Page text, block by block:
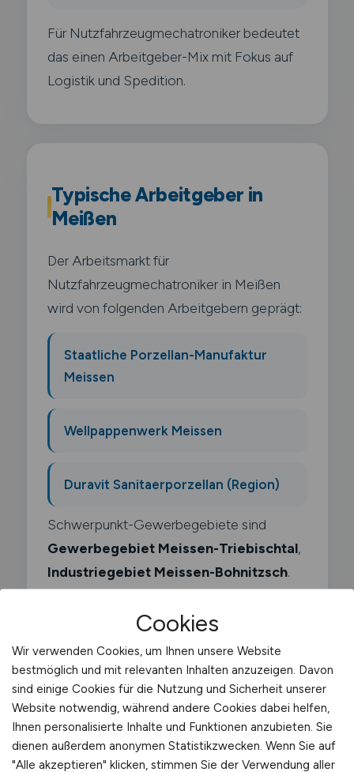
Für Nutzfahrzeugmechatroniker bedeutet
das einen Arbeitgeber-Mix mit Fokus auf
Logistik und Spedition.
Typische Arbeitgeber in
Meißen
Der Arbeitsmarkt für
Nutzfahrzeugmechatroniker in Meißen
wird von folgenden Arbeitgebern geprägt:
Staatliche Porzellan-Manufaktur
Meissen
Wellpappenwerk Meissen
Duravit Sanitaerporzellan (Region)
Schwerpunkt-Gewerbegebiete sind
Gewerbegebiet Meissen-Triebischtal,
Industriegebiet Meissen-Bohnitzsch.
Was macht ein
Nutzfahrzeugmechatroniker?
Als Nutzfahrzeugmechatroniker kümmerst
Cookies
Wir verwenden Cookies, um Ihnen unsere Website
bestmöglich und mit relevanten Inhalten anzuzeigen. Davon
sind einige Cookies für die Nutzung und Sicherheit unserer
Website notwendig, während andere Cookies dabei helfen,
Ihnen personalisierte Inhalte und Funktionen anzubieten. Sie
dienen außerdem anonymen Statistikzwecken. Wenn Sie auf
"Alle akzeptieren" klicken, stimmen Sie der Verwendung aller